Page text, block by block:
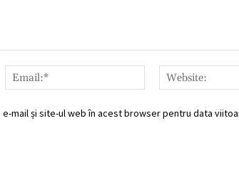
Email:*
mail și site-ul web în acest browser pentru data